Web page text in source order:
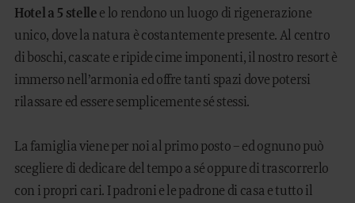
Hotel a 5 stelle e lo rendono un luogo di rigenerazione
unico, dove la natura è costantemente presente. Al centro
di boschi, cascate e ripide cime imponenti, il nostro resort è
immerso nell’armonia ed offre tanti spazi dove potersi
rilassare ed essere semplicemente sé stessi.
La famiglia viene per noi al primo posto – ed ognuno può
scegliere di dedicare del tempo a sé oppure di trascorrerlo
con i propri cari. I padroni e le padrone di casa e tutto il